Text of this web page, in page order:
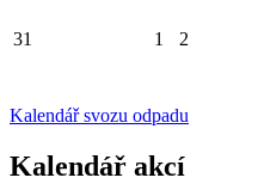
31 1 2
Kalendář svozu odpadu
Kalendář akcí